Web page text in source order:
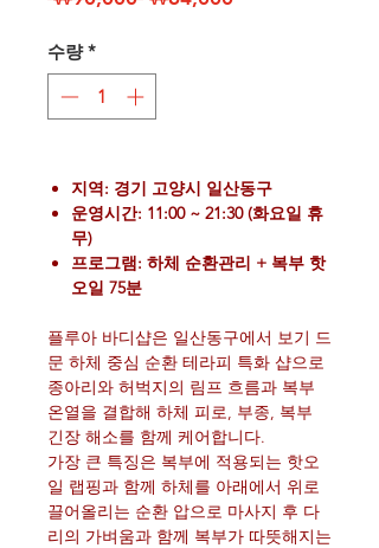
수량 *
지역: 경기 고양시 일산동구
운영시간: 11:00 ~ 21:30 (화요일 휴
무)
프로그램: 하체 순환관리 + 복부 핫
오일 75분
플루아 바디샵은 일산동구에서 보기 드
문 하체 중심 순환 테라피 특화 샵으로
종아리와 허벅지의 림프 흐름과 복부
온열을 결합해 하체 피로, 부종, 복부
긴장 해소를 함께 케어합니다.
가장 큰 특징은 복부에 적용되는 핫오
일 랩핑과 함께 하체를 아래에서 위로
끌어올리는 순환 압으로 마사지 후 다
리의 가벼움과 함께 복부가 따뜻해지는